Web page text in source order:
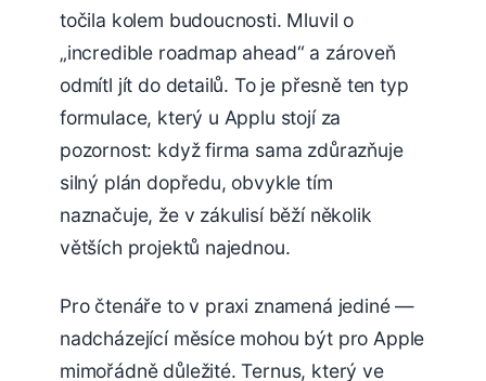
točila kolem budoucnosti. Mluvil o
„incredible roadmap ahead“ a zároveň
odmítl jít do detailů. To je přesně ten typ
formulace, který u Applu stojí za
pozornost: když firma sama zdůrazňuje
silný plán dopředu, obvykle tím
naznačuje, že v zákulisí běží několik
větších projektů najednou.
Pro čtenáře to v praxi znamená jediné —
nadcházející měsíce mohou být pro Apple
mimořádně důležité. Ternus, který ve